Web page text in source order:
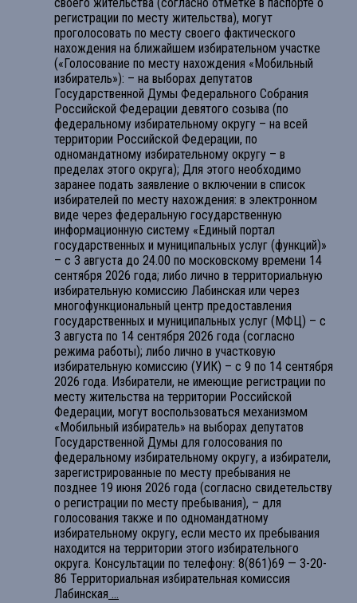
регистрации по месту жительства), могут
проголосовать по месту своего фактического
нахождения на ближайшем избирательном участке
(«Голосование по месту нахождения «Мобильный
избиратель»): – на выборах депутатов
Государственной Думы Федерального Собрания
Российской Федерации девятого созыва (по
федеральному избирательному округу – на всей
территории Российской Федерации, по
одномандатному избирательному округу – в
пределах этого округа); Для этого необходимо
заранее подать заявление о включении в список
избирателей по месту нахождения: в электронном
виде через федеральную государственную
информационную систему «Единый портал
государственных и муниципальных услуг (функций)»
– с 3 августа до 24.00 по московскому времени 14
сентября 2026 года; либо лично в территориальную
избирательную комиссию Лабинская или через
многофункциональный центр предоставления
государственных и муниципальных услуг (МФЦ) – с
3 августа по 14 сентября 2026 года (согласно
режима работы); либо лично в участковую
избирательную комиссию (УИК) – с 9 по 14 сентября
2026 года. Избиратели, не имеющие регистрации по
месту жительства на территории Российской
Федерации, могут воспользоваться механизмом
«Мобильный избиратель» на выборах депутатов
Государственной Думы для голосования по
федеральному избирательному округу, а избиратели,
зарегистрированные по месту пребывания не
позднее 19 июня 2026 года (согласно свидетельству
о регистрации по месту пребывания), – для
голосования также и по одномандатному
избирательному округу, если место их пребывания
находится на территории этого избирательного
округа. Консультации по телефону: 8(861)69 — 3-20-
86 Территориальная избирательная комиссия
Лабинская ...